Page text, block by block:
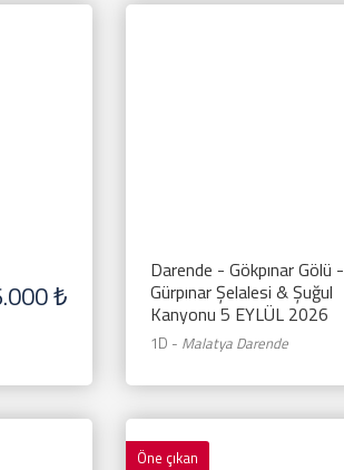
₺
Darende - Gökpınar Gölü -
Gürpınar Şelalesi & Şuğul
Kanyonu 5 EYLÜL 2026
1D - Malatya Darende
Öne çıkan